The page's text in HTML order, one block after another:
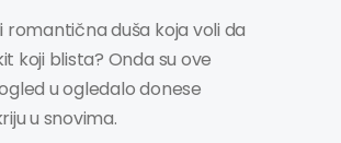
romantična duša koja voli da
koji blista? Onda su ove
u ogledalo donese
u snovima.